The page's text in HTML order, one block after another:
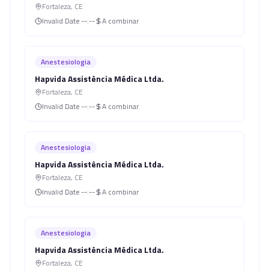
Fortaleza, CE
Invalid Date --:-- A combinar
Anestesiologia
Hapvida Assistência Médica Ltda.
Fortaleza, CE
Invalid Date --:-- A combinar
Anestesiologia
Hapvida Assistência Médica Ltda.
Fortaleza, CE
Invalid Date --:-- A combinar
Anestesiologia
Hapvida Assistência Médica Ltda.
Fortaleza, CE